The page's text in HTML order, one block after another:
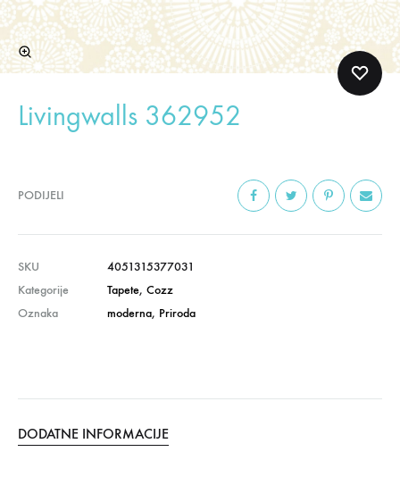
Livingwalls 362952
PODIJELI
SKU
4051315377031
Kategorije
Tapete, Cozz
Oznaka
moderna, Priroda
DODATNE INFORMACIJE